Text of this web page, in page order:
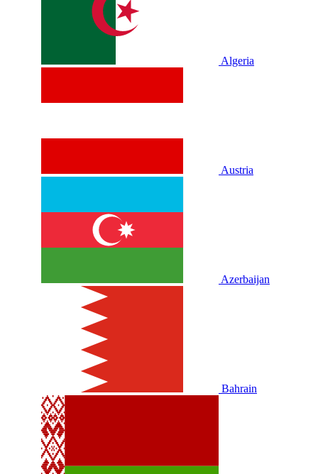
Algeria
Austria
Azerbaijan
Bahrain